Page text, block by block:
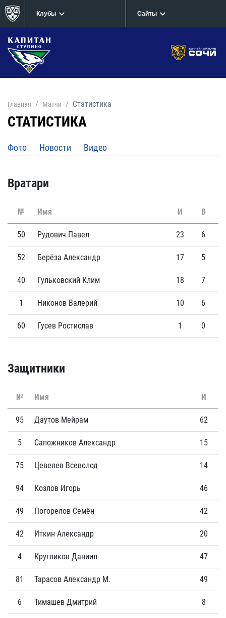
Клубы Сайты
Главная Матчи Статистика
СТАТИСТИКА
Фото Новости Видео
Вратари
№ Имя И В
50 Рудович Павел 23 6
52 Берёза Александр 17 5
40 Гульковский Клим 18 7
1 Никонов Валерий 10 6
60 Гусев Ростислав 1 0
Защитники
№ Имя И
95 Даутов Мейрам 62
5 Сапожников Александр 15
75 Цевелев Всеволод 14
94 Козлов Игорь 46
49 Погорелов Семён 42
42 Иткин Александр 20
4 Кругликов Даниил 47
81 Тарасов Александр М. 49
6 Тимашев Дмитрий 8